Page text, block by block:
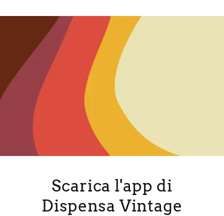
Scarica l'app di
Dispensa Vintage